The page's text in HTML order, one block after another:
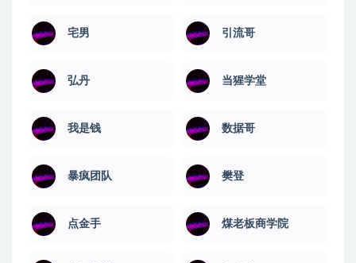
宅男 引流哥
弘丹 当猩学堂
我是钱 数据哥
暴疯团队 樊登
点金手 煤老板商学院